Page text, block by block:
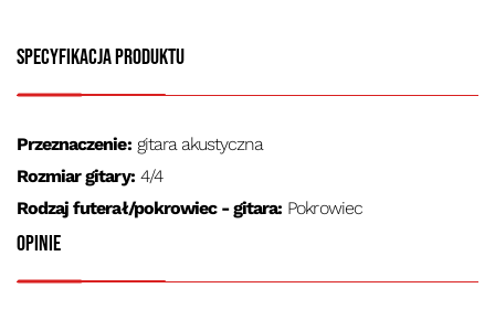
Opinie
Specyfikacja produktu
Przeznaczenie: gitara akustyczna
Rozmiar gitary: 4/4
Rodzaj futerał/pokrowiec - gitara: Pokrowiec